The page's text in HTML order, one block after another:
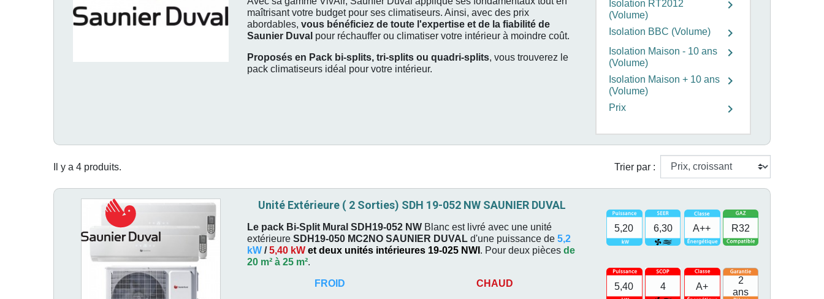
Isolation RT2012
(Volume)
chevron_right
Isolation BBC (Volume) chevron_right
Isolation Maison - 10 ans
(Volume)
chevron_right
Isolation Maison + 10 ans
(Volume)
chevron_right
Prix chevron_right
maîtrisant votre budget pour ses climatiseurs. Ainsi, avec des prix
abordables, vous bénéficiez de toute l'expertise et de la fiabilité de
Saunier Duval pour réchauffer ou climatiser votre intérieur à moindre coût.
Proposés en Pack bi-splits, tri-splits ou quadri-splits, vous trouverez le
pack climatiseurs idéal pour votre intérieur.
Il y a 4 produits. Trier par :
Unité Extérieure ( 2 Sorties) SDH 19-052 NW SAUNIER DUVAL
Le pack Bi-Split Mural SDH19-052 NW Blanc est livré avec une unité
extérieure SDH19-050 MC2NO SAUNIER DUVAL d'une puissance de 5,2
kW /5,40 kW et deux unités intérieures 19-025 NWI . Pour deux pièces de
20 m² à 25 m².
FROID CHAUD
2
ans
5,20
5,40
6,30 A++
4 A+
R32